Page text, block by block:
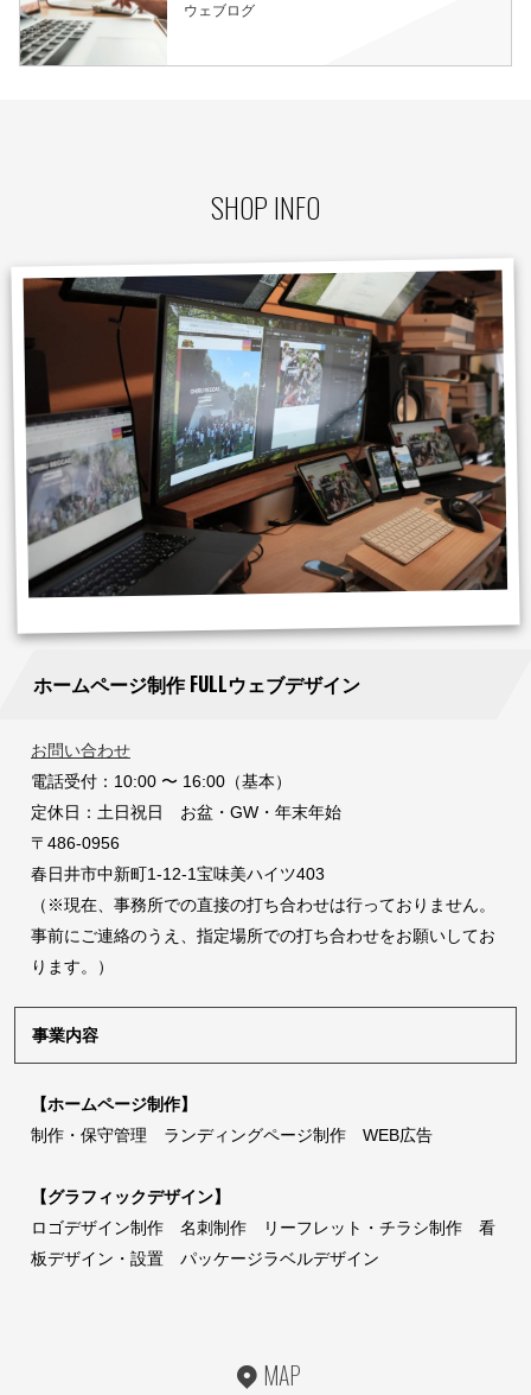
ウェブログ
SHOP INFO
ホームページ制作 FULLウェブデザイン
お問い合わせ
電話受付：10:00 〜 16:00（基本）
定休日：土日祝日 お盆・GW・年末年始
〒486-0956
春日井市中新町1-12-1宝味美ハイツ403
（※現在、事務所での直接の打ち合わせは行っておりません。
事前にご連絡のうえ、指定場所での打ち合わせをお願いしてお
ります。）
事業内容
【ホームページ制作】
制作・保守管理 ランディングページ制作 WEB広告
【グラフィックデザイン】
ロゴデザイン制作 名刺制作 リーフレット・チラシ制作 看
板デザイン・設置 パッケージラベルデザイン
MAP